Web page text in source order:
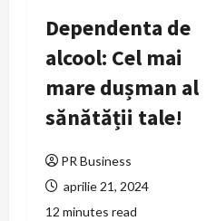
Dependenta de
alcool: Cel mai
mare dușman al
sănătății tale!
PR Business
aprilie 21, 2024
12 minutes read